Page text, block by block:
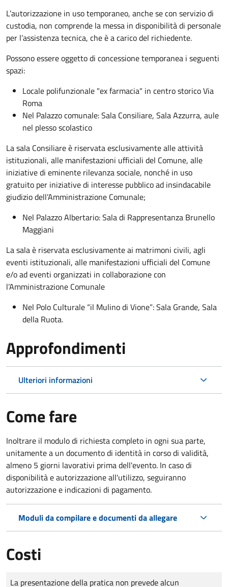
L’autorizzazione in uso temporaneo, anche se con servizio di
custodia, non comprende la messa in disponibilità di personale
per l’assistenza tecnica, che è a carico del richiedente.
Possono essere oggetto di concessione temporanea i seguenti
spazi:
Locale polifunzionale "ex farmacia" in centro storico Via
Roma
Nel Palazzo comunale: Sala Consiliare, Sala Azzurra, aule
nel plesso scolastico
La sala Consiliare è riservata esclusivamente alle attività
istituzionali, alle manifestazioni ufficiali del Comune, alle
iniziative di eminente rilevanza sociale, nonché in uso
gratuito per iniziative di interesse pubblico ad insindacabile
giudizio dell’Amministrazione Comunale;
Nel Palazzo Albertario: Sala di Rappresentanza Brunello
Maggiani
La sala è riservata esclusivamente ai matrimoni civili, agli
eventi istituzionali, alle manifestazioni ufficiali del Comune
e/o ad eventi organizzati in collaborazione con
l’Amministrazione Comunale
Nel Polo Culturale “il Mulino di Vione”: Sala Grande, Sala
della Ruota.
Approfondimenti
Ulteriori informazioni
Come fare
Inoltrare il modulo di richiesta completo in ogni sua parte,
unitamente a un documento di identità in corso di validità,
almeno 5 giorni lavorativi prima dell'evento. In caso di
disponibilità e autorizzazione all'utilizzo, seguiranno
autorizzazione e indicazioni di pagamento.
Moduli da compilare e documenti da allegare
Costi
Tipo di pagamento
Importo
La presentazione della pratica non prevede alcun